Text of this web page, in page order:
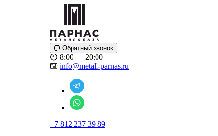
Обратный звонок
8:00 — 20:00
info@metall-parnas.ru
+7 812 237 39 89